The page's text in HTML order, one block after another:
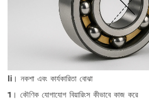
Ii। নকশা এবং কার্যকারিতা বোঝা
1। কৌণিক যোগাযোগ বিয়ারিংস কীভাবে কাজ করে